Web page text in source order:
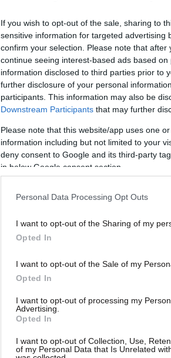
If you wish to opt-out of the sale, sharing to
sensitive information for targeted advertising
confirm your selection. Please note that
continue seeing interest-based ads based
information disclosed to third parties prior to
further disclosure of your personal
participants. This information may also be
Downstream Participants that may further
Please note that this website/app uses one
information including but not limited to your
deny consent to Google and its third-party
in below Google consent section.
Personal Data Processing Opt Outs
I want to opt-out of the Sharing of my
Opted In
I want to opt-out of the Sale of my
Opted In
I want to opt-out of processing my
Advertising.
Opted In
I want to opt-out of Collection, Use,
of my Personal Data that Is Unrelated